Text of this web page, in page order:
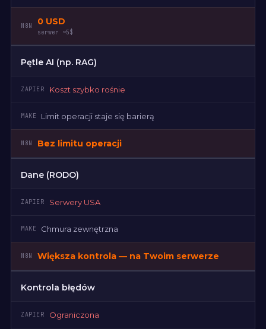
0 USD
serwer ~5$
Pętle AI (np. RAG)
Koszt szybko rośnie
Limit operacji staje się barierą
Bez limitu operacji
Dane (RODO)
Serwery USA
Chmura zewnętrzna
Większa kontrola — na Twoim serwerze
Kontrola błędów
Ograniczona